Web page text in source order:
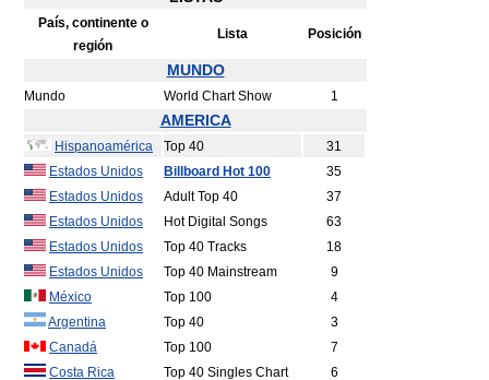
País, continente o
región
Lista Posición
MUNDO
Mundo World Chart Show 1
AMERICA
Hispanoamérica Top 40
31
Estados Unidos
Billboard Hot 100
35
Estados Unidos
Adult Top 40
37
Estados Unidos
Hot Digital Songs
63
Estados Unidos
Top 40 Tracks
18
Estados Unidos
Top 40 Mainstream
9
México
Top 100
4
Argentina
Top 40
3
Canadá
Top 100
7
Costa Rica
Top 40 Singles Chart 6